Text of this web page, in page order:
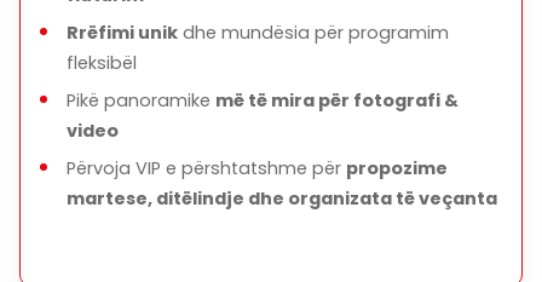
Rrëfimi unik dhe mundësia për programim
fleksibël
Pikë panoramike më të mira për fotografi &
video
Përvoja VIP e përshtatshme për propozime
martese, ditëlindje dhe organizata të veçanta